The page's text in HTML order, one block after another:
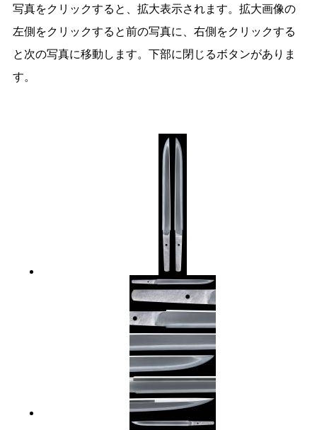
写真をクリックすると、拡大表示されます。拡大画像の
左側をクリックすると前の写真に、右側をクリックする
と次の写真に移動します。下部に閉じるボタンがありま
す。